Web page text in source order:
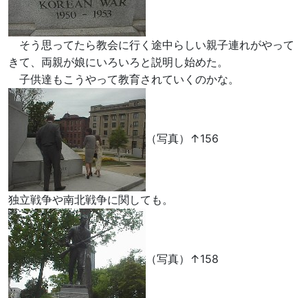
そう思ってたら教会に行く途中らしい親子連れがやって
きて、両親が娘にいろいろと説明し始めた。
子供達もこうやって教育されていくのかな。
（写真）↑156
独立戦争や南北戦争に関しても。
（写真）↑158